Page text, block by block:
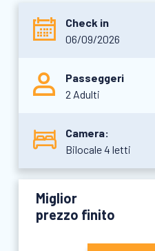
Check in
06/09/2026
Passeggeri
2 Adulti
Camera:
Bilocale 4 letti
Miglior
prezzo finito